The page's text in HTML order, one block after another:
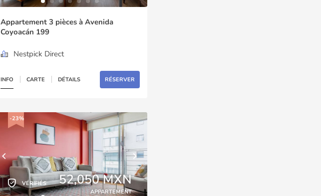
Appartement 3 pièces à Avenida
Coyoacán 199
Nestpick Direct
INFO CARTE DÉTAILS RÉSERVER
-23%
VÉRIFIÉS 52,050 MXN
APPARTEMENT